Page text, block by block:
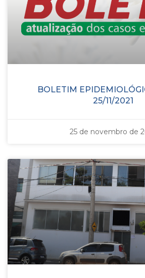
BOLETIM
25/11/2021
25 de novembro de